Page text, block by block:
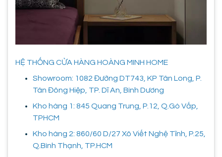
HỆ THỐNG CỬA HÀNG HOÀNG MINH HOME
Showroom: 1082 Đường DT743, KP Tân Long, P.
Tân Đông Hiệp, TP. Dĩ An, Bình Dương
Kho hàng 1: 845 Quang Trung, P.12, Q.Gò Vấp,
TPHCM
Kho hàng 2: 860/60 D/27 Xô Viết Nghệ Tĩnh, P.25,
Q.Bình Thạnh, TP.HCM